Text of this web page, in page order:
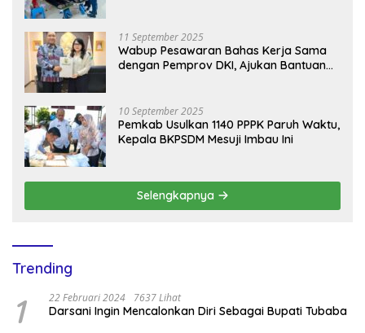
11 September 2025
Wabup Pesawaran Bahas Kerja Sama
dengan Pemprov DKI, Ajukan Bantuan
10 September 2025
Pemkab Usulkan 1140 PPPK Paruh Waktu,
Kepala BKPSDM Mesuji Imbau Ini
Selengkapnya
Trending
1 22 Februari 2024 7637 Lihat
Darsani Ingin Mencalonkan Diri Sebagai Bupati Tubaba